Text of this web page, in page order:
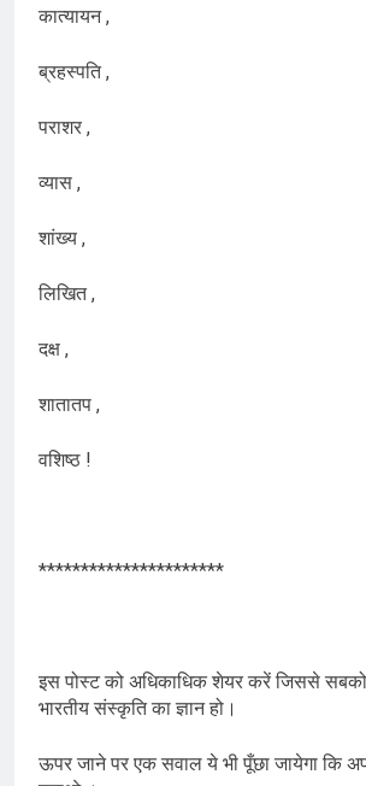
कात्यायन ,
ब्रहस्पति ,
पराशर ,
व्यास ,
शांख्य ,
लिखित ,
दक्ष ,
शातातप ,
वशिष्ठ !
**********************
इस पोस्ट को अधिकाधिक शेयर करें जिससे सबको
भारतीय संस्कृति का ज्ञान हो।
ऊपर जाने पर एक सवाल ये भी पूँछा जायेगा कि